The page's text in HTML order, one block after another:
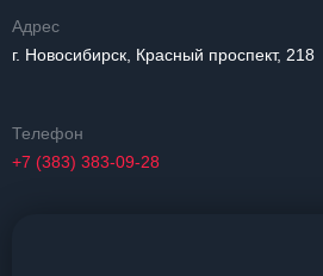
Адрес
г. Новосибирск, Красный проспект, 218
Телефон
+7 (383) 383-09-28